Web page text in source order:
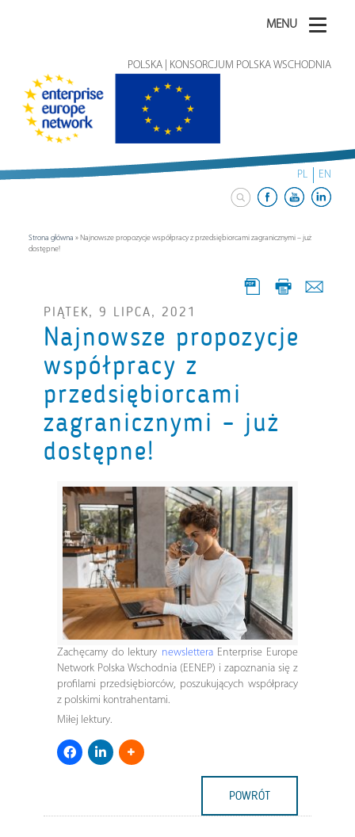
MENU
POLSKA | KONSORCJUM POLSKA WSCHODNIA
PL EN
Strona główna » Najnowsze propozycje współpracy z przedsiębiorcami zagranicznymi – już
dostępne!
PIĄTEK, 9 LIPCA, 2021
Najnowsze propozycje
współpracy z
przedsiębiorcami
zagranicznymi – już
dostępne!
Zachęcamy do lektury newsletteraEnterprise Europe
Network Polska Wschodnia (EENEP) i zapoznania się z
profilami przedsiębiorców, poszukujących współpracy
z polskimi kontrahentami.
Miłej lektury.
POWRÓT